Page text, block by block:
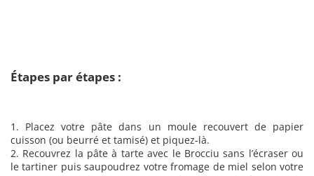
Étapes par étapes :
1. Placez votre pâte dans un moule recouvert de papier
cuisson (ou beurré et tamisé) et piquez-là.
2. Recouvrez la pâte à tarte avec le Brocciu sans l’écraser ou
le tartiner puis saupoudrez votre fromage de miel selon votre